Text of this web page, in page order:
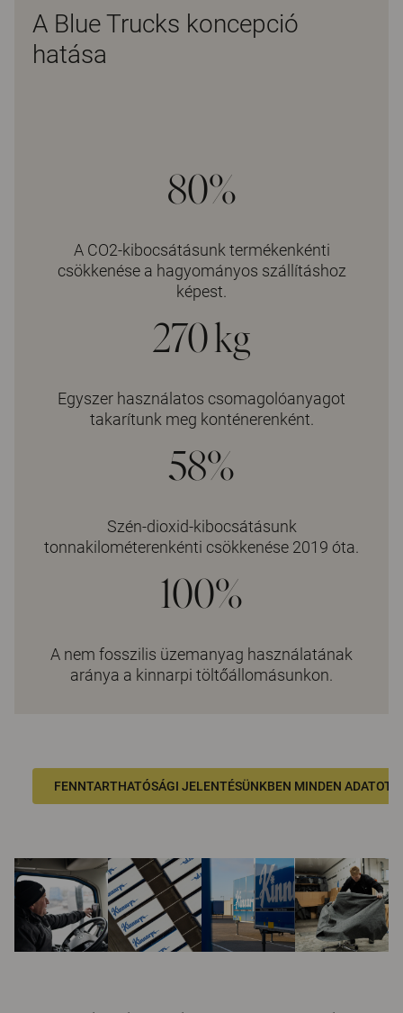
A Blue Trucks koncepció
hatása
80%
A CO2-kibocsátásunk termékenkénti
csökkenése a hagyományos szállításhoz
képest.
270 kg
Egyszer használatos csomagolóanyagot
takarítunk meg konténerenként.
58%
Szén-dioxid-kibocsátásunk
tonnakilométerenkénti csökkenése 2019 óta.
100%
A nem fosszilis üzemanyag használatának
aránya a kinnarpi töltőállomásunkon.
FENNTARTHATÓSÁGI JELENTÉSÜNKBEN MINDEN ADATOT